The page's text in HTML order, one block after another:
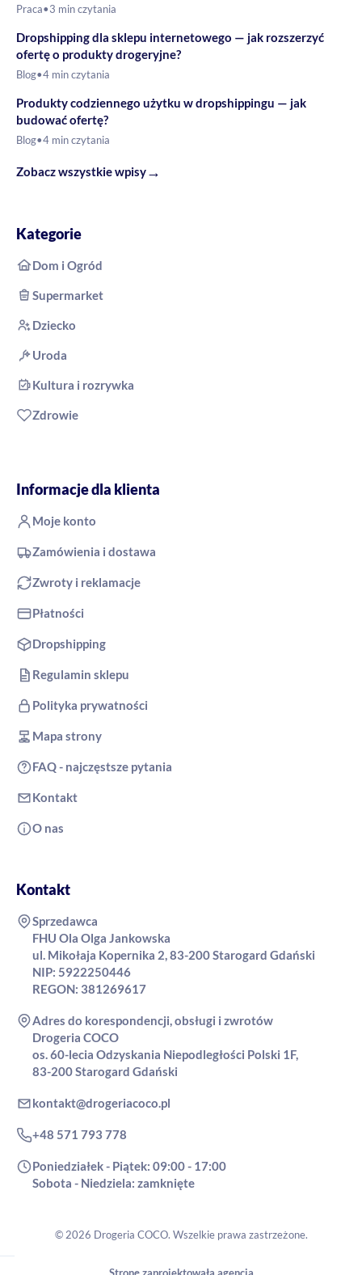
Praca•3 min czytania
Dropshipping dla sklepu internetowego — jak rozszerzyć
ofertę o produkty drogeryjne?
Blog•4 min czytania
Produkty codziennego użytku w dropshippingu — jak
budować ofertę?
Blog•4 min czytania
Zobacz wszystkie wpisy→
Kategorie
Dom i Ogród
Supermarket
Dziecko
Uroda
Kultura i rozrywka
Zdrowie
Informacje dla klienta
Moje konto
Zamówienia i dostawa
Zwroty i reklamacje
Płatności
Dropshipping
Regulamin sklepu
Polityka prywatności
Mapa strony
FAQ - najczęstsze pytania
Kontakt
O nas
Kontakt
Sprzedawca
FHU Ola Olga Jankowska
ul. Mikołaja Kopernika 2, 83-200 Starogard Gdański
NIP: 5922250446
REGON: 381269617
Adres do korespondencji, obsługi i zwrotów
Drogeria COCO
os. 60-lecia Odzyskania Niepodległości Polski 1F,
83-200 Starogard Gdański
kontakt@drogeriacoco.pl
+48 571 793 778
Poniedziałek - Piątek: 09:00 - 17:00
Sobota - Niedziela: zamknięte
© 2026 Drogeria COCO. Wszelkie prawa zastrzeżone.
Stronę zaprojektowała agencja